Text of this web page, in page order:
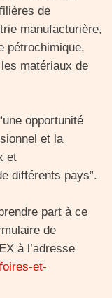
de
manufacturière,
pétrochimique,
matériaux de
opportunité
et la
et
différents pays”.
part à ce
de
à l’adresse
et-